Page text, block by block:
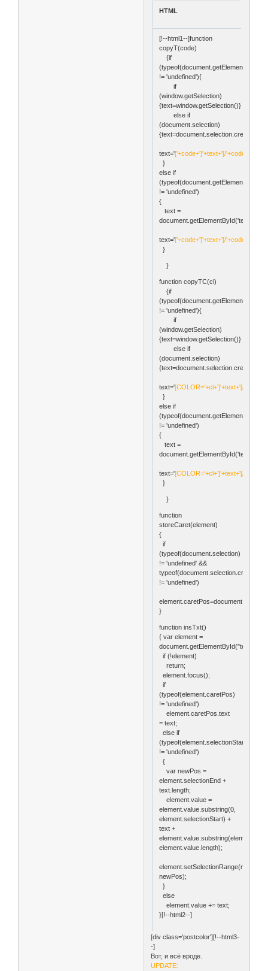
HTML
[!--html1--]function
copyT(code)
{if
!= 'undefined'){
if
(window.getSelection)
{text=window.getSelection()}
else if
(document.selection)
text='['+code+']'+text+'[/'+code+']
}
else if
!= 'undefined')
{
text =
text='['+code+']'+text+'[/'+code+']
}
}
function copyTC(cl)
{if
!= 'undefined'){
if
(window.getSelection)
{text=window.getSelection()}
else if
(document.selection)
text='[COLOR='+cl+']'+text+'[/
}
else if
!= 'undefined')
{
text =
text='[COLOR='+cl+']'+text+'[/
}
}
function
storeCaret(element)
{
if
(typeof(document.selection)
!= 'undefined' &&
!= 'undefined')
}
function insTxt()
{ var element =
document.getElementById("tex")
if (!element)
return;
element.focus();
if
(typeof(element.caretPos)
!= 'undefined')
element.caretPos.text
= text;
else if
(typeof(element.selectionStart)
!= 'undefined')
{
var newPos =
element.selectionEnd +
text.length;
element.value =
element.value.substring(0,
element.selectionStart) +
text +
element.value.length);
element.setSelectionRange(newPos,
newPos);
}
else
element.value += text;
}[!--html2--]
[div class='postcolor'][!--html3-
-]
Вот, и всё вроде.
UPDATE: